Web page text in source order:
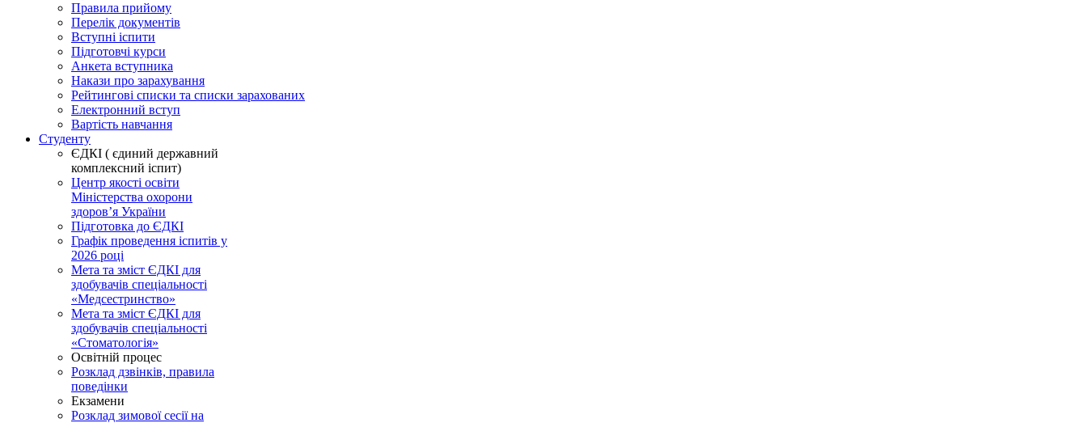
Правила прийому
Перелік документів
Вступні іспити
Підготовчі курси
Анкета вступника
Накази про зарахування
Рейтингові списки та списки зарахованих
Електронний вступ
Вартість навчання
Студенту
ЄДКІ ( єдиний державний
комплексний іспит)
Центр якості освіти
Міністерства охорони
здоровʼя України
Підготовка до ЄДКІ
Графік проведення іспитів у
2026 році
Мета та зміст ЄДКІ для
здобувачів спеціальності
«Медсестринство»
Мета та зміст ЄДКІ для
здобувачів спеціальності
«Стоматологія»
Освітній процес
Розклад дзвінків, правила
поведінки
Екзамени
Розклад зимової сесії на